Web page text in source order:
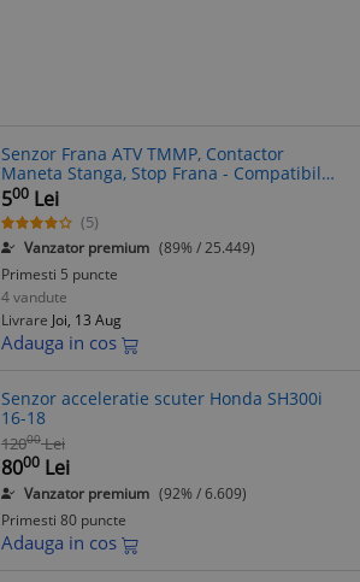
Senzor Frana ATV TMMP, Contactor
Maneta Stanga, Stop Frana - Compatibil
GY6, 2 Papuci
500 Lei
(5)
Vanzator premium (89% / 25.449)
Primesti 5 puncte
4 vandute
Livrare Joi, 13 Aug
Adauga in cos
Senzor acceleratie scuter Honda SH300i
16-18
12000 Lei
8000 Lei
Vanzator premium (92% / 6.609)
Primesti 80 puncte
Adauga in cos